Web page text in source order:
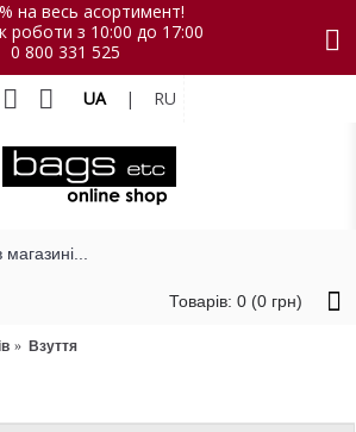
на весь асортимент!
роботи з 10:00 до 17:00
0 800 331 525
UA | RU
Товарів: 0 (0 грн)
Взуття